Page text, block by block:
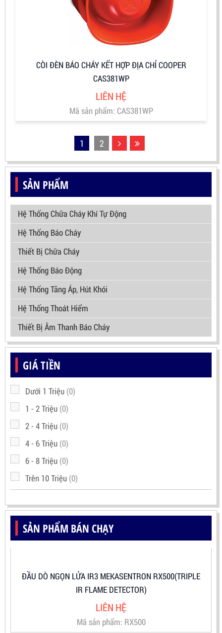
SẢN PHẨM
Hệ Thống Chữa Cháy Khí Tự Động
Hệ Thống Báo Cháy
Thiết Bị Chữa Cháy
Hệ Thống Báo Động
Hệ Thống Tăng Áp, Hút Khói
Hệ Thống Thoát Hiểm
Thiết Bị Âm Thanh Báo Cháy
GIÁ TIỀN
Dưới 1 Triệu (0)
1 - 2 Triệu (0)
2 - 4 Triệu (0)
4 - 6 Triệu (0)
6 - 8 Triệu (0)
Trên 10 Triệu (0)
SẢN PHẨM BÁN CHẠY
LIÊN HỆ
Mã sản phẩm: RX500
CÒI ĐÈN BÁO CHÁY KẾT HỢP ĐỊA CHỈ COOPER
CAS381WP
LIÊN HỆ
Mã sản phẩm: CAS381WP
1 2